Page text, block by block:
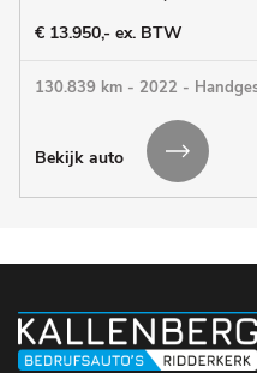
€ 13.950,- ex. BTW
130.839 km - 2022 -
Bekijk auto